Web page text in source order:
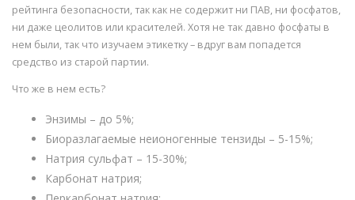
рейтинга безопасности, так как не содержит ни ПАВ, ни фосфатов,
ни даже цеолитов или красителей. Хотя не так давно фосфаты в
нем были, так что изучаем этикетку – вдруг вам попадется
средство из старой партии.
Что же в нем есть?
Энзимы – до 5%;
Биоразлагаемые неионогенные тензиды – 5-15%;
Натрия сульфат – 15-30%;
Карбонат натрия;